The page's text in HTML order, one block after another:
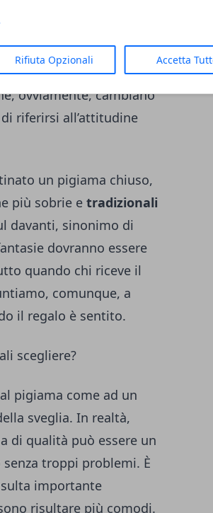
Rifiuta Opzionali Accetta
pesanti quando fa
pigiama invernale,
una camicia o
ovviamente, cambiano
riferirsi all’attitudine
un pigiama chiuso,
più sobrie e tradizionali
davanti, sinonimo di
dovranno essere
quando chi riceve il
comunque, a
il regalo è sentito.
scegliere?
pigiama come ad un
sveglia. In realtà,
di qualità può essere un
troppi problemi. È
importante
risultare più comodi.